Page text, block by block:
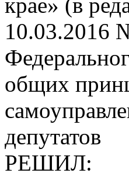
крае» (в
10.03.2016
общих
депутатов
РЕШИЛ: